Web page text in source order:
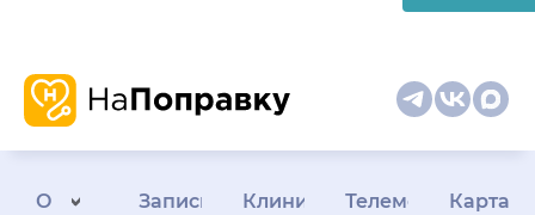
О
Запись
КлиникамТелемедицина
Карта